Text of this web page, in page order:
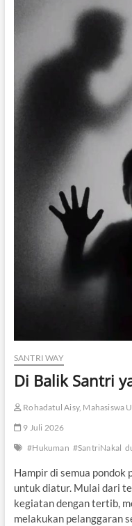
SANTRI WAY
Di Balik Santri
Rohadatul Aisy, Mahasiswa
9 Juli 2026
#Hukuman #SantriNakal
Hampir di semua
untuk diatur. Mulai dari
kegiatan dengan tertib,
melakukan pelanggaran